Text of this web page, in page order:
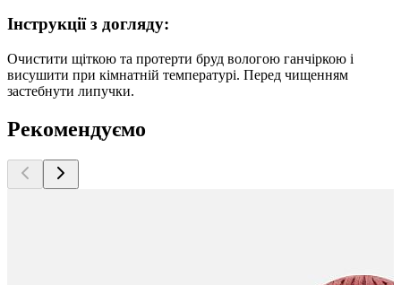
Інструкції з догляду:
Очистити щіткою та протерти бруд вологою ганчіркою і
висушити при кімнатній температурі. Перед чищенням
застебнути липучки.
Рекомендуємо